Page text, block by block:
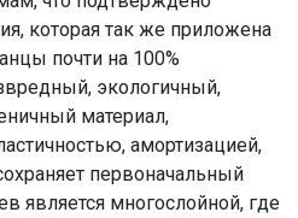
которая так же приложена
почти на 100%
экологичный,
материал,
амортизацией,
первоначальный
является многослойной, где